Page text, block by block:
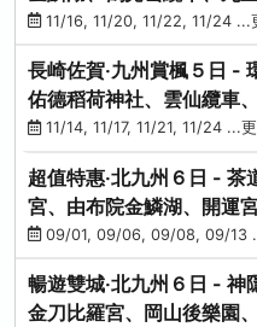
豚+和牛饗宴
11/16, 11/20, 11/22, 11/24 ...
長崎佐賀‧九州賞楓５日 -
佑德稻荷神社、雲仙纜車
滿宮、光明禪寺
11/14, 11/17, 11/21, 11/24 ...
超值特惠‧北九州６日 -
宮、由布院金鱗湖、開運
饌-台中出發
09/01, 09/06, 09/08, 09/13
暢遊雙城‧北九州６日 - 神
金刀比羅宮、岡山後樂園